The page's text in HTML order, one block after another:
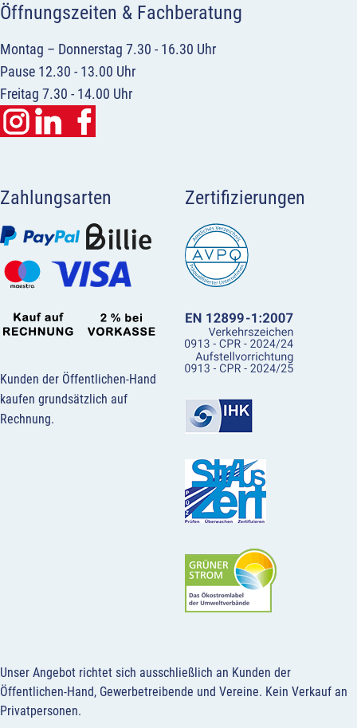
Öffnungszeiten & Fachberatung
Montag – Donnerstag 7.30 - 16.30 Uhr
Pause 12.30 - 13.00 Uhr
Freitag 7.30 - 14.00 Uhr
Zahlungsarten
Kunden der Öffentlichen-Hand
kaufen grundsätzlich auf
Rechnung.
Zertifizierungen
Unser Angebot richtet sich ausschließlich an Kunden der
Öffentlichen-Hand, Gewerbetreibende und Vereine. Kein Verkauf an
Privatpersonen.